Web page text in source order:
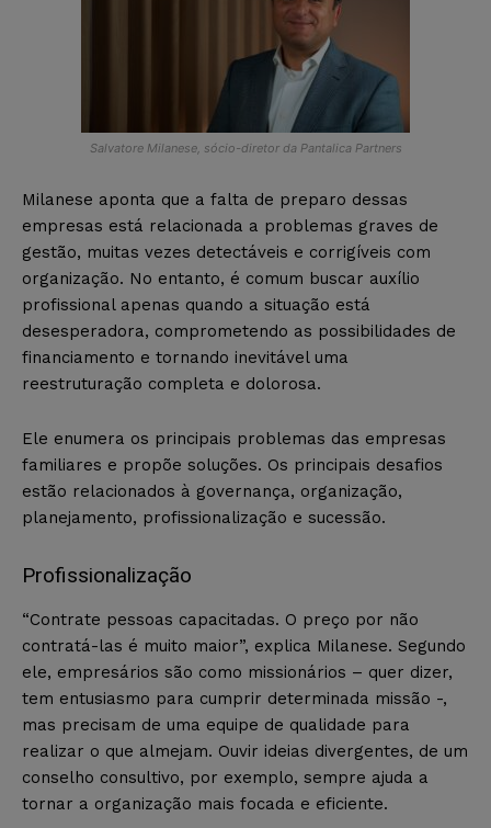
Salvatore Milanese, sócio-diretor da Pantalica Partners
Milanese aponta que a falta de preparo dessas
empresas está relacionada a problemas graves de
gestão, muitas vezes detectáveis e corrigíveis com
organização. No entanto, é comum buscar auxílio
profissional apenas quando a situação está
desesperadora, comprometendo as possibilidades de
financiamento e tornando inevitável uma
reestruturação completa e dolorosa.
Ele enumera os principais problemas das empresas
familiares e propõe soluções. Os principais desafios
estão relacionados à governança, organização,
planejamento, profissionalização e sucessão.
Profissionalização
“Contrate pessoas capacitadas. O preço por não
contratá-las é muito maior”, explica Milanese. Segundo
ele, empresários são como missionários – quer dizer,
tem entusiasmo para cumprir determinada missão -,
mas precisam de uma equipe de qualidade para
realizar o que almejam. Ouvir ideias divergentes, de um
conselho consultivo, por exemplo, sempre ajuda a
tornar a organização mais focada e eficiente.